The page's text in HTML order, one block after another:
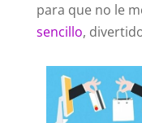
para que no le
sencillo,